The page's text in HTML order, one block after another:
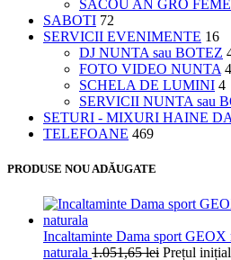
SACOU AN GRO
SABOTI 72
SERVICII EVENIMENTE 16
DJ NUNTA sau BOTEZ
FOTO VIDEO NUNTA 4
SCHELA DE LUMINI 4
SERVICII NUNTA sau
SETURI - MIXURI HAINE
TELEFOANE 469
PRODUSE NOU ADĂUGATE
Incaltaminte Dama sport
naturala 1.051,65lei Prețul